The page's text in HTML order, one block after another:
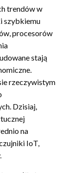
trendów w
szybkiemu
procesorów
stają
rzeczywistym
Dzisiaj,
na
IoT,